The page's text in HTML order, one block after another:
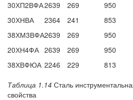
30ХП2ВФА2639 269 950
30ХНВА
2364 241 853
38ХМ3ВФА2639 269 950
20ХН4ФА 2639 269 950
38ХВФЮА 2246 229 813
Таблица 1.14 Сталь
свойства